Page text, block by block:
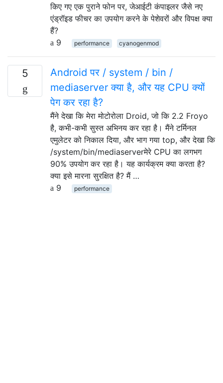
किए गए एक पुराने फोन पर, जेआईटी कंपाइलर जैसे नए
एंड्रॉइड फीचर का उपयोग करने के पेशेवरों और विपक्ष क्या
हैं?
9
performance cyanogenmod
5
Android पर / system / bin /
mediaserver क्या है, और यह CPU क्यों
पेग कर रहा है?
मैंने देखा कि मेरा मोटोरोला Droid, जो कि 2.2 Froyo
है, कभी-कभी सुस्त अभिनय कर रहा है। मैंने टर्मिनल
एमुलेटर को निकाल दिया, और भाग गया top, और देखा कि
/system/bin/mediaserverमेरे CPU का लगभग
90% उपयोग कर रहा है। यह कार्यक्रम क्या करता है?
क्या इसे मारना सुरक्षित है? मैं …
9
performance